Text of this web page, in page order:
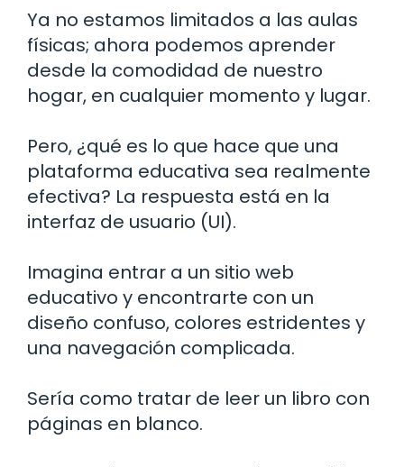
Ya no estamos limitados a las aulas
físicas; ahora podemos aprender
desde la comodidad de nuestro
hogar, en cualquier momento y lugar.
Pero, ¿qué es lo que hace que una
plataforma educativa sea realmente
efectiva? La respuesta está en la
interfaz de usuario (UI).
Imagina entrar a un sitio web
educativo y encontrarte con un
diseño confuso, colores estridentes y
una navegación complicada.
Sería como tratar de leer un libro con
páginas en blanco.